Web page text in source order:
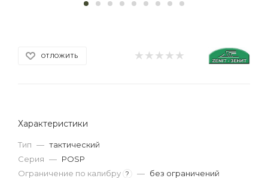
ОТЛОЖИТЬ
Характеристики
Тип — тактический
Серия — POSP
Ограничение по калибру ? — без ограничений